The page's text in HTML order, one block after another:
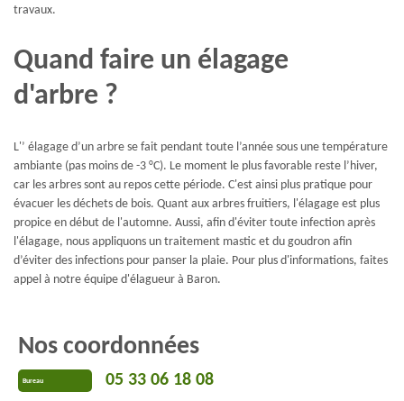
travaux.
Quand faire un élagage
d'arbre ?
L'’ élagage d’un arbre se fait pendant toute l’année sous une température
ambiante (pas moins de -3 °C). Le moment le plus favorable reste l’hiver,
car les arbres sont au repos cette période. C'est ainsi plus pratique pour
évacuer les déchets de bois. Quant aux arbres fruitiers, l'élagage est plus
propice en début de l'automne. Aussi, afin d'éviter toute infection après
l'élagage, nous appliquons un traitement mastic et du goudron afin
d’éviter des infections pour panser la plaie. Pour plus d'informations, faites
appel à notre équipe d'élagueur à Baron.
Nos coordonnées
Bureau 05 33 06 18 08